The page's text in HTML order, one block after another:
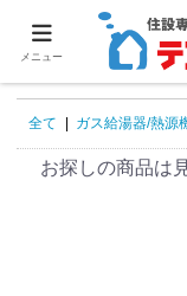
全て ガス給湯器/熱源
お探しの商品は
メニュー